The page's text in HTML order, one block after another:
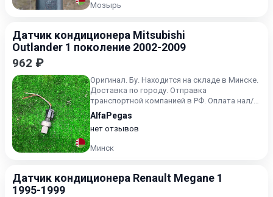
Мозырь
Датчик кондиционера Mitsubishi
Outlander 1 поколение 2002-2009
962 ₽
Оригинал. Бу. Находится на складе в Минске.
Доставка по городу. Отправка
транспортной компанией в РФ. Оплата нал/
безнал/карта. Не большой пр...
AlfaPegas
нет отзывов
Минск
Датчик кондиционера Renault Megane 1
1995-1999